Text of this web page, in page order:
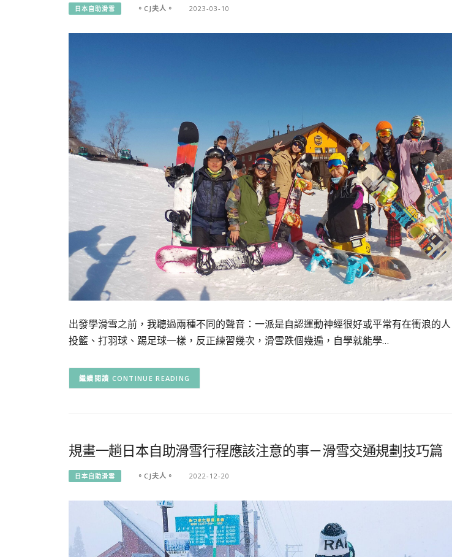
日本自助滑雪 。CJ夫人。 2023-03-10
出發學滑雪之前，我聽過兩種不同的聲音：一派是自認運動神經很好或平常有在衝浪的
投籃、打羽球、踢足球一樣，反正練習幾次，滑雪跌個幾遍，自學就能學…
CONTINUE READING
規畫一趟日本自助滑雪行程應該注意的事－滑雪交通規劃技巧篇
日本自助滑雪 。CJ夫人。 2022-12-20